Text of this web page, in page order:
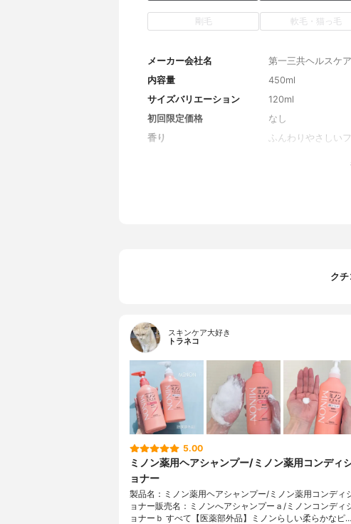
剛毛 軟毛・猫っ毛
メーカー会社名
第一三共ヘルスケ
内容量
450ml
サイズバリエーション
120ml
初回限定価格
なし
香り
ふんわりやさしい
有効成分：グリチ
ン酸TEA液、ラウ
ドロキシミリスチ
ク
スキンケア大好き
トラネコ
5.00
ミノン薬用ヘアシャンプー/ミノン薬用コンディ
ョナー
製品名：ミノン薬用ヘアシャンプー/ミノン薬用コンディ
ョナー販売名：ミノンへアシャンプーａ/ミノンコンディ
ョナーｂ すべて【医薬部外品】ミノンらしい柔らかなピ…